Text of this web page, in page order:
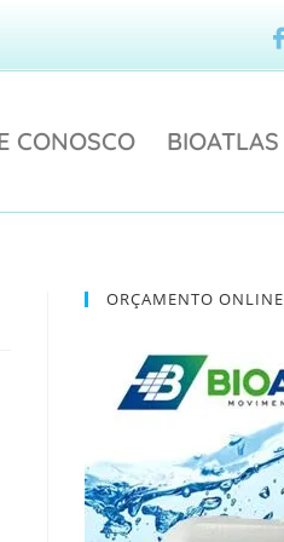
CONOSCO BIOATLAS
ORÇAMENTO ONLINE